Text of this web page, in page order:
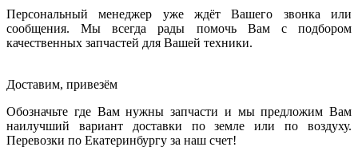
Персональный менеджер уже ждёт Вашего звонка или
сообщения. Мы всегда рады помочь Вам с подбором
качественных запчастей для Вашей техники.
Доставим, привезём
Обозначьте где Вам нужны запчасти и мы предложим Вам
наилучший вариант доставки по земле или по воздуху.
Перевозки по Екатеринбургу за наш счет!